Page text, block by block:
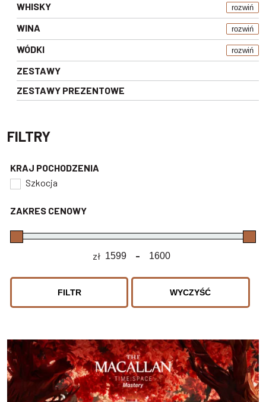
WHISKY
rozwiń
WINA rozwiń
WÓDKI rozwiń
ZESTAWY
ZESTAWY PREZENTOWE
FILTRY
KRAJ POCHODZENIA
Szkocja
ZAKRES CENOWY
zł Minimum Price
-
Maximum Price
FILTR WYCZYŚĆ